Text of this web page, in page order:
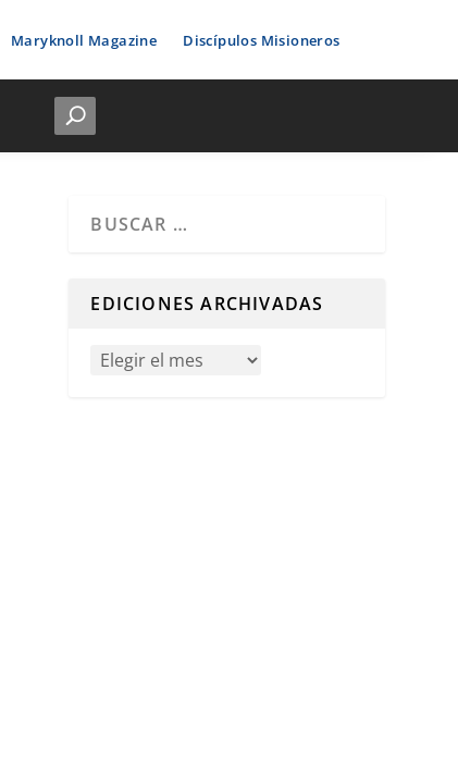
Maryknoll Magazine Discípulos Misioneros
EDICIONES ARCHIVADAS